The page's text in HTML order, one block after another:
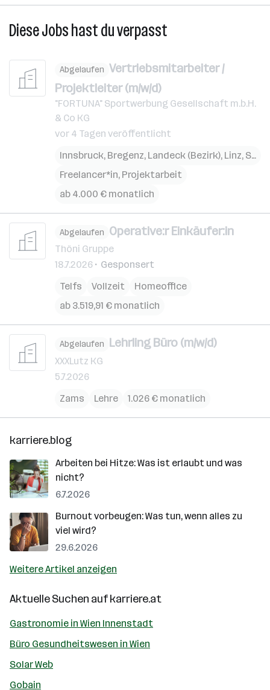
Diese Jobs hast du verpasst
Abgelaufen Vertriebsmitarbeiter /
Projektleiter (m/w/d)
"FORTUNA" Sportwerbung Gesellschaft m.b.H.
& Co KG
vor 4 Tagen veröffentlicht
Innsbruck, Bregenz, Landeck (Bezirk), Linz, St. Pölten
Freelancer*in, Projektarbeit
ab 4.000 € monatlich
Abgelaufen Operative:r Einkäufer:in
Thöni Gruppe
18.7.2026
Gesponsert
Telfs
Vollzeit
Homeoffice
ab 3.519,91 € monatlich
Abgelaufen Lehrling Büro (m/w/d)
XXXLutz KG
5.7.2026
Zams
Lehre 1.026 € monatlich
karriere.blog
Arbeiten bei Hitze: Was ist erlaubt und was
nicht?
6.7.2026
Burnout vorbeugen: Was tun, wenn alles zu
viel wird?
29.6.2026
Weitere Artikel anzeigen
Aktuelle Suchen aufkarriere.at
Gastronomie in Wien Innenstadt
Büro Gesundheitswesen in Wien
Solar Web
Gobain